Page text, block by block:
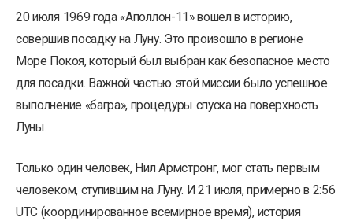
20 июля 1969 года «Аполлон-11» вошел в историю,
совершив посадку на Луну. Это произошло в регионе
Море Покоя, который был выбран как безопасное место
для посадки. Важной частью этой миссии было успешное
выполнение «багра», процедуры спуска на поверхность
Луны.
Только один человек, Нил Армстронг, мог стать первым
человеком, ступившим на Луну. И 21 июля, примерно в 2:56
UTC (координированное всемирное время), история